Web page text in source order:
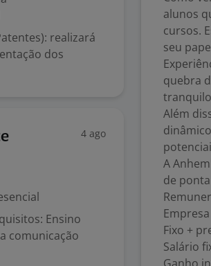
realizará
dos
4 ago
Ensino
comunicação
alunos
cursos.
seu
quebra
Além
A
de
Fixo +
Salário